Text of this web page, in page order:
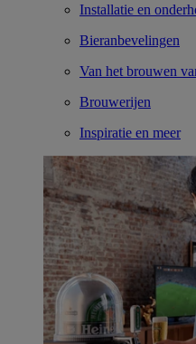
Installatie en
Bieranbevelingen
Van het brouwen
Brouwerijen
Inspiratie en meer